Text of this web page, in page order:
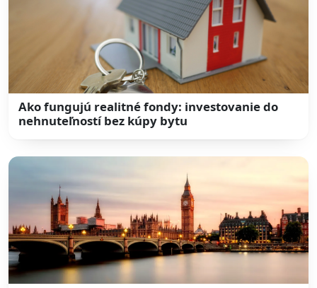
Ako fungujú realitné fondy: investovanie do
nehnuteľností bez kúpy bytu